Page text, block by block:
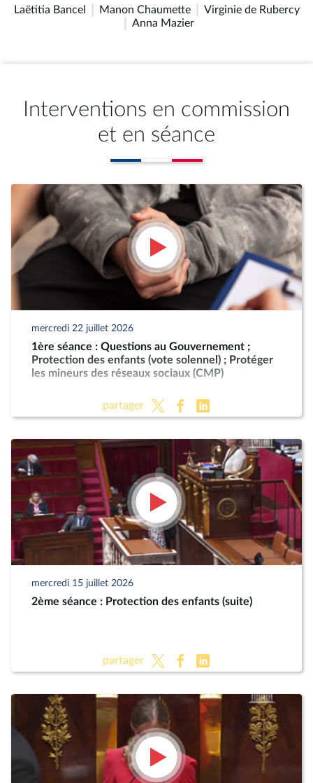
Laëtitia Bancel Manon Chaumette
Virginie de Rubercy
Anna Mazier
Interventions en commission
et en séance
mercredi 22 juillet 2026
1ère séance : Questions au Gouvernement ;
Protection des enfants (vote solennel) ; Protéger
les mineurs des réseaux sociaux (CMP)
partager
mercredi 15 juillet 2026
2ème séance : Protection des enfants (suite)
partager